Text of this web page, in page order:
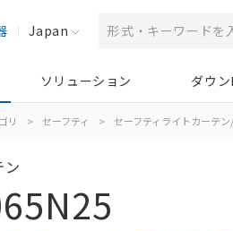
Japan
ソリューション ダウ
リ > セーフティ > セーフティライトカーテ
ン